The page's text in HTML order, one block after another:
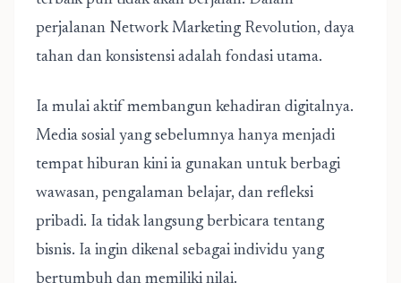
perjalanan Network Marketing Revolution, daya
tahan dan konsistensi adalah fondasi utama.
Ia mulai aktif membangun kehadiran digitalnya.
Media sosial yang sebelumnya hanya menjadi
tempat hiburan kini ia gunakan untuk berbagi
wawasan, pengalaman belajar, dan refleksi
pribadi. Ia tidak langsung berbicara tentang
bisnis. Ia ingin dikenal sebagai individu yang
bertumbuh dan memiliki nilai.